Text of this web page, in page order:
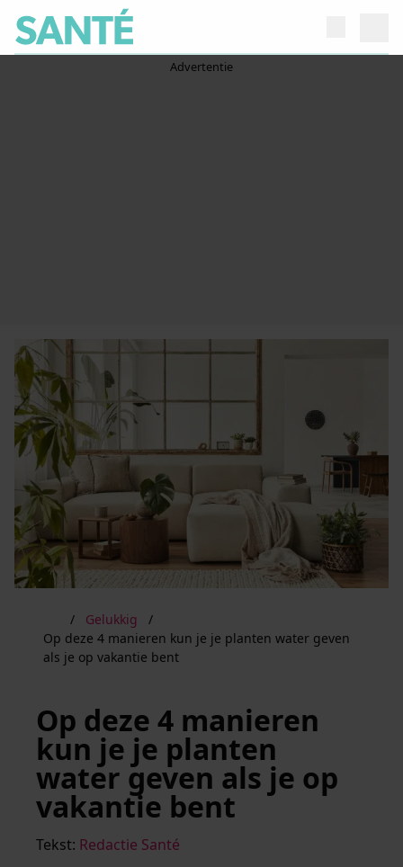
Gelukkig
Op deze 4 manieren kun je je planten water geven
als je op vakantie bent
Op deze 4 manieren
kun je je planten
water geven als je op
vakantie bent
Tekst: Redactie Santé